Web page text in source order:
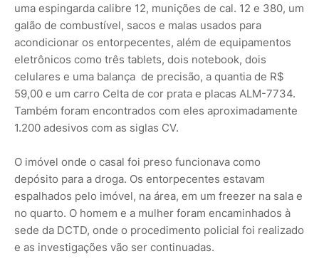
uma espingarda calibre 12, munições de cal. 12 e 380, um
galão de combustível, sacos e malas usados para
acondicionar os entorpecentes, além de equipamentos
eletrônicos como três tablets, dois notebook, dois
celulares e uma balança de precisão, a quantia de R$
59,00 e um carro Celta de cor prata e placas ALM-7734.
Também foram encontrados com eles aproximadamente
1.200 adesivos com as siglas CV.
O imóvel onde o casal foi preso funcionava como
depósito para a droga. Os entorpecentes estavam
espalhados pelo imóvel, na área, em um freezer na sala e
no quarto. O homem e a mulher foram encaminhados à
sede da DCTD, onde o procedimento policial foi realizado
e as investigações vão ser continuadas.